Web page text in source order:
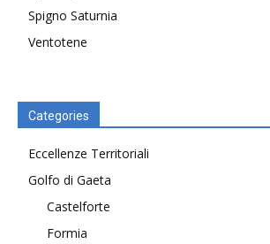
Spigno Saturnia
Ventotene
Categories
Eccellenze Territoriali
Golfo di Gaeta
Castelforte
Formia